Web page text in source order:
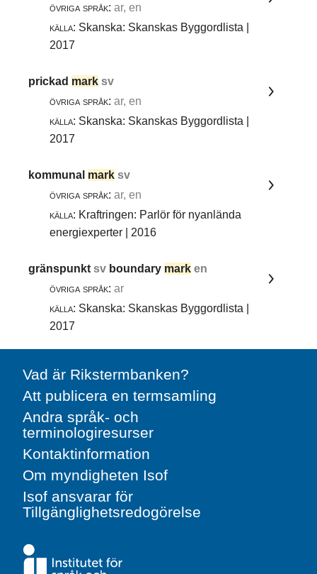
övriga språk: ar, en
källa: Skanska: Skanskas Byggordlista |
2017
prickad mark sv
övriga språk: ar, en
källa: Skanska: Skanskas Byggordlista |
2017
kommunal mark sv
övriga språk: ar, en
källa: Kraftringen: Parlör för nyanlända
energiexperter | 2016
gränspunktsv boundary mark en
övriga språk: ar
källa: Skanska: Skanskas Byggordlista |
2017
Vad är Rikstermbanken?
Att publicera en termsamling
Andra språk- och
terminologiresurser
Kontaktinformation
Om myndigheten Isof
Isof ansvarar för
Tillgänglighetsredogörelse